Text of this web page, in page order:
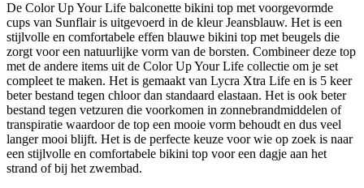
De Color Up Your Life balconette bikini top met voorgevormde
cups van Sunflair is uitgevoerd in de kleur Jeansblauw. Het is een
stijlvolle en comfortabele effen blauwe bikini top met beugels die
zorgt voor een natuurlijke vorm van de borsten. Combineer deze top
met de andere items uit de Color Up Your Life collectie om je set
compleet te maken. Het is gemaakt van Lycra Xtra Life en is 5 keer
beter bestand tegen chloor dan standaard elastaan. Het is ook beter
bestand tegen vetzuren die voorkomen in zonnebrandmiddelen of
transpiratie waardoor de top een mooie vorm behoudt en dus veel
langer mooi blijft. Het is de perfecte keuze voor wie op zoek is naar
een stijlvolle en comfortabele bikini top voor een dagje aan het
strand of bij het zwembad.